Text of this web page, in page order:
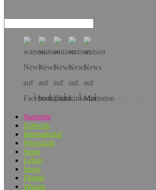
Hol dir die App!
Startseite
Schweiz
International
Wirtschaft
Sport
Leben
Spass
Digital
Wissen